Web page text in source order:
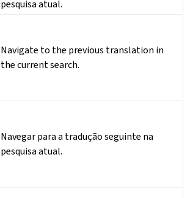
pesquisa atual.
Navigate to the previous translation in
the current search.
Navegar para a tradução seguinte na
pesquisa atual.